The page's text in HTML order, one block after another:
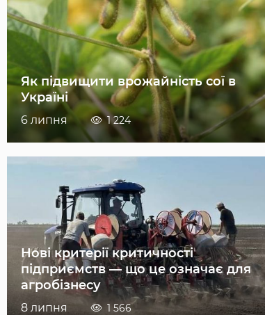
Як підвищити врожайність сої в
Україні
6 липня 1 224
Нові критерії критичності
підприємств — що це означає для
агробізнесу
8 липня 1 566